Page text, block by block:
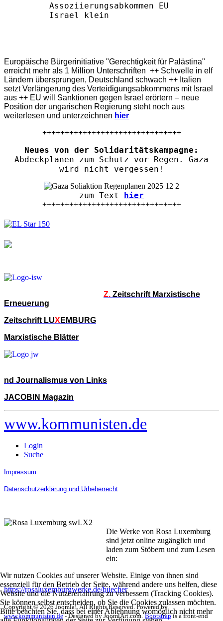
Europäische Bürgerinitiative "Gerechtigkeit für Palästina"
erreicht mehr als 1 Million Unterschriften ++ Schwelle in elf
Ländern übersprungen, Deutschland schwach ++ Italien
setzt Verlängerung des Verteidigungsabkommens mit Israel
aus ++ EU will Sanktionen gegen Israel erörtern – neue
Position der ungarischen Regierung steht noch aus
weiterlesen und unterzeichnen hier
+++++++++++++++++++++++++++++++
Neues von der Solidaritätskampagne:
Abdeckplanen zum Schutz vor Regen. Gaza
wird nicht vergessen!
zum Text hier
+++++++++++++++++++++++++++++++
Z. Zeitschrift Marxistische
Erneuerung
Zeitschrift LUX EMBURG
Marxistische Blätter
nd Journalismus von Links
JACOBIN Magazin
www.kommunisten.de
Login
Suche
Impressum
Datenschutzerklärung und Urheberrecht
Die Werke von Rosa Luxemburg
sind jetzt online zugänglich und
laden zum Stöbern und zum Lesen
ein:
https://rosaluxemburgwerke.de/buecher
Copyright © 2026 Joomla!. All Rights Reserved. Powered by
www.kommunisten.de- Designed by JoomlArt.com. Bootstrapis a front-end
Wir nutzen Cookies auf unserer Website. Einige von ihnen sind
essenziell für den Betrieb der Seite, während andere uns helfen, diese
Website und die Nutzererfahrung zu verbessern (Tracking Cookies).
Sie können selbst entscheiden, ob Sie die Cookies zulassen möchten.
Bitte beachten Sie, dass bei einer Ablehnung womöglich nicht mehr